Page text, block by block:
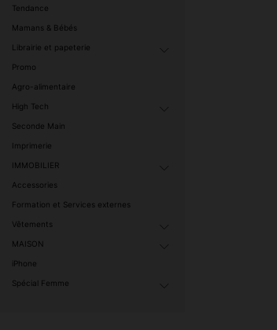
Tendance
Mamans & Bébés
Librairie et papeterie
Promo
Agro-alimentaire
High Tech
Seconde Main
Imprimerie
IMMOBILIER
Accessories
Formation et Services externes
Vêtements
MAISON
iPhone
Spécial Femme